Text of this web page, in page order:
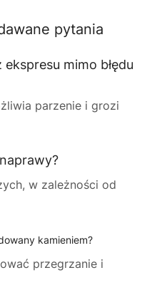
pytania
mimo błędu
parzenie i grozi
w zależności od
kamieniem?
przegrzanie i